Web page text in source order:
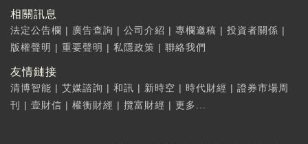
相關訊息
法定公告欄 | 廣告查詢 | 公司介紹 | 專欄邀稿 | 投資者關係 |
版權聲明 | 重要聲明 | 私隱政策 | 聯絡我們
友情鏈接
清博智能 | 艾媒諮詢 | 和訊 | 新時空 | 時代財經 | 證券市場周
刊
| 壹財信 | 權衡財經 | 攬富財經 | 更多...